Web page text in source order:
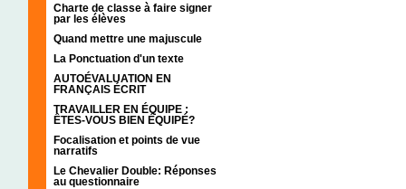
Charte de classe à faire signer
par les élèves
Quand mettre une majuscule
La Ponctuation d'un texte
AUTOÉVALUATION EN
FRANÇAIS ÉCRIT
TRAVAILLER EN ÉQUIPE :
ÊTES-VOUS BIEN ÉQUIPÉ?
Focalisation et points de vue
narratifs
Le Chevalier Double: Réponses
au questionnaire